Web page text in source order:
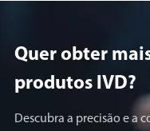
Quer obter
produtos lVD?
Descubra a precisão e a